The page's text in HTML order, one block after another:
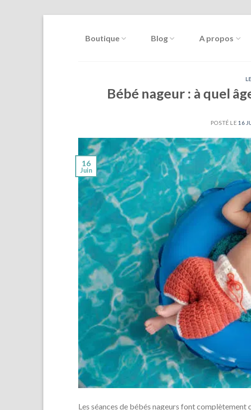
Boutique Blog A propos
Bébé nageur : à quel
POSTÉ LE 16
16
Juin
Les séances de bébés nageurs font